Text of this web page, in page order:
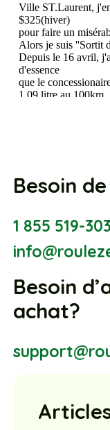
Besoin
1 855 519-
Besoin
achat?